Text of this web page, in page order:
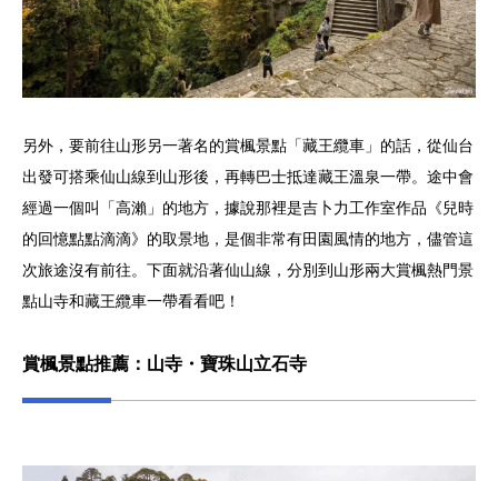
另外，要前往山形另一著名的賞楓景點「藏王纜車」的話，從仙台
出發可搭乘仙山線到山形後，再轉巴士抵達藏王溫泉一帶。途中會
經過一個叫「高瀨」的地方，據說那裡是吉卜力工作室作品《兒時
的回憶點點滴滴》的取景地，是個非常有田園風情的地方，儘管這
次旅途沒有前往。下面就沿著仙山線，分別到山形兩大賞楓熱門景
點山寺和藏王纜車一帶看看吧！
賞楓景點推薦：山寺・寶珠山立石寺